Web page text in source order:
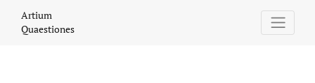
Artium
Quaestiones